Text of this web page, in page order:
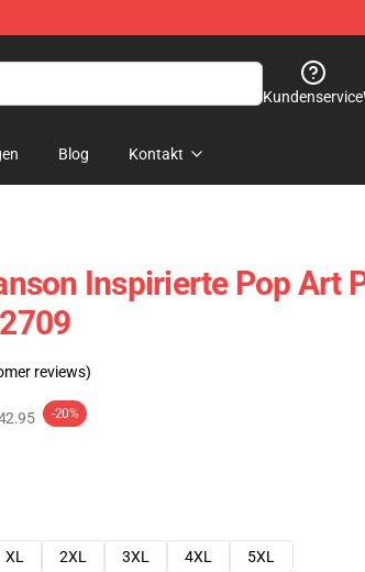
Kundenservice
Blog Kontakt
Inspirierte Pop Art
reviews)
-20%
XL 2XL 3XL 4XL
5XL